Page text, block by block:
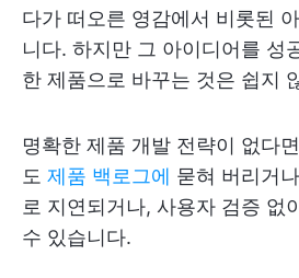
다가 떠오른 영감에서 비롯된
니다. 하지만 그 아이디어를 성
한 제품으로 바꾸는 것은 쉽지
명확한 제품 개발 전략이 없다
도 제품 백로그에 묻혀 버리거
로 지연되거나, 사용자 검증 없
수 있습니다.